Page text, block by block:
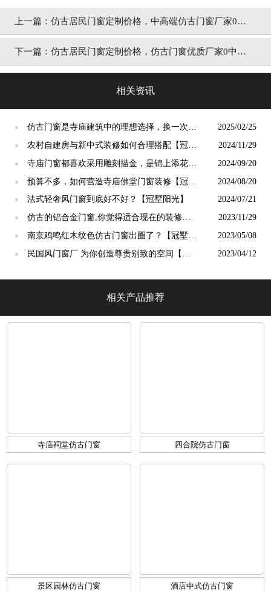
上一篇： 仿古居民门窗定制价格，中高端仿古门窗厂家0差
价「冠墅阳光」
下一篇： 仿古居民门窗定制价格，仿古门窗优质厂家0中间
相关资讯
●
仿古门窗是寺庙建筑中的理想选择，换一次用
终生【冠墅阳光】
2025/02/25
●
农村自建房与新中式装修如何合理搭配【冠墅
阳光】
2024/11/29
●
寺庙门窗都喜欢采用雕刻描金，是锦上添花
吗？【冠墅阳光】
2024/09/20
●
预算不多，如何营造寺庙佛堂门窗装修【冠墅
阳光】
2024/08/20
● 法式轻奢风门窗到底好不好？【冠墅阳光】 2024/07/21
●
仿古的铝合金门窗,你觉得适合现在的装修吗?
【冠墅阳光】
2023/11/29
●
南京鸡鸣红木纹色仿古门窗出圈了？【冠墅阳
光】
2023/05/08
●
民国风门窗厂 为你创造尊贵别致的空间【冠
2023/04/12
相关产品推荐
寺庙祠堂仿古门窗 四合院仿古门窗
景区园林仿古门窗 酒店中式仿古门窗